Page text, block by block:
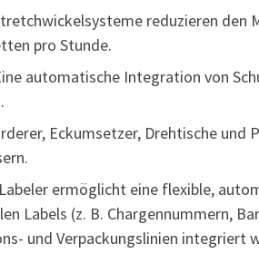
reduzieren
pro Stunde.
automatische Integration von
Eckumsetzer, Drehtische
ermöglicht eine flexible,
Labels (z. B. Chargennummern,
und Verpackungslinien